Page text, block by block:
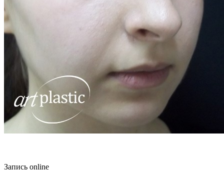
Запись online